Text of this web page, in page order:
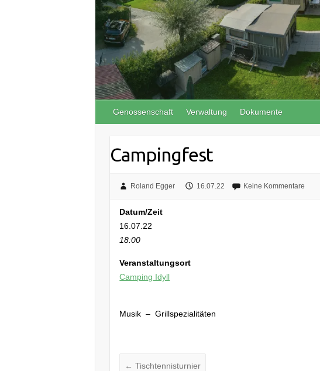
Genossenschaft Verwaltung Dokumente
Campingfest
Roland Egger 16.07.22 Keine Kommentare
Datum/Zeit
16.07.22
18:00
Veranstaltungsort
Camping Idyll
Musik – Grillspezialitäten
← Tischtennisturnier